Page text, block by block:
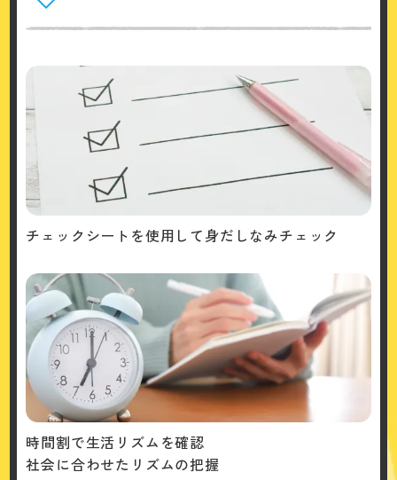
チェックシートを使用して身だしなみチェック
時間割で生活リズムを確認
社会に合わせたリズムの把握